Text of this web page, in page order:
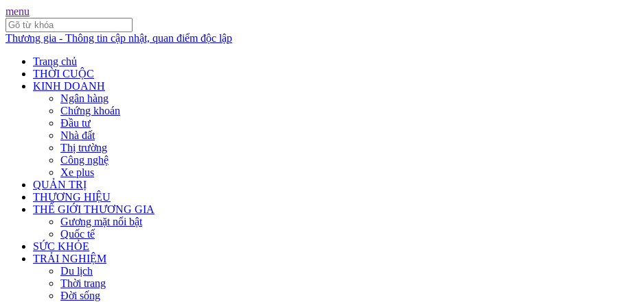
menu
Thương gia - Thông tin cập nhật, quan điểm độc lập
Trang chủ
THỜI CUỘC
KINH DOANH
Ngân hàng
Chứng khoán
Đầu tư
Nhà đất
Thị trường
Công nghệ
Xe plus
QUẢN TRỊ
THƯƠNG HIỆU
THẾ GIỚI THƯƠNG GIA
Gương mặt nổi bật
Quốc tế
SỨC KHỎE
TRẢI NGHIỆM
Du lịch
Thời trang
Đời sống